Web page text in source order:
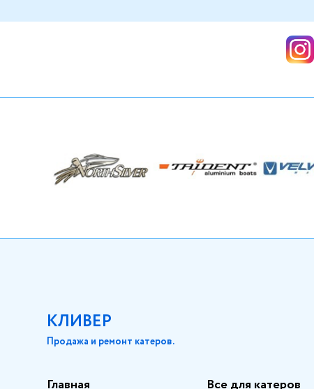
КЛИВЕР
Продажа и ремонт катеров.
Главная Все для катеров